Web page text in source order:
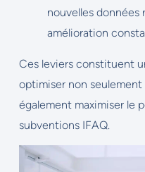
nouvelles données
amélioration
Ces leviers constituent
optimiser non
également maximiser le
subventions IFAQ.